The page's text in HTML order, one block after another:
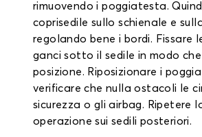
rimuovendo i poggiatesta.
coprisedile sullo schienale e
regolando bene i bordi. Fissare
ganci sotto il sedile in modo
posizione. Riposizionare i
verificare che nulla ostacoli le
sicurezza o gli airbag. Ripetere
operazione sui sedili posteriori.